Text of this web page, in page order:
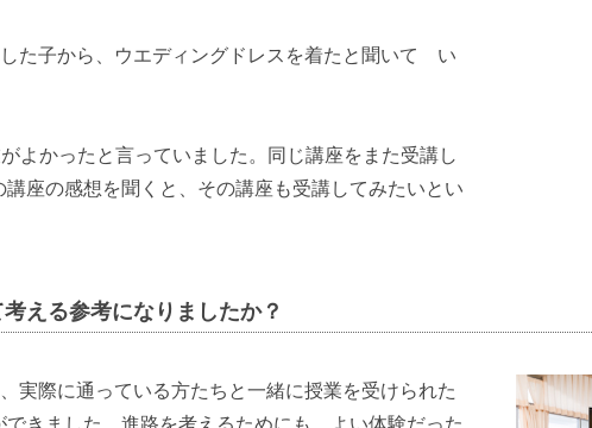
た子から、ウエディングドレスを着たと聞いて い
よかったと言っていました。同じ講座をまた受講し
座の感想を聞くと、その講座も受講してみたいとい
える参考になりましたか？
際に通っている方たちと一緒に授業を受けられた
きました。進路を考えるためにも、よい体験だった